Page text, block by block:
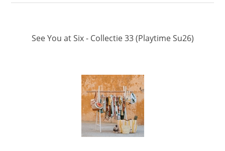
See You at Six - Collectie 33 (Playtime Su26)